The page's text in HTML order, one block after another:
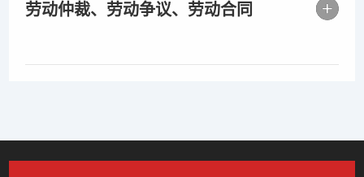
劳动仲裁、劳动争议、劳动合同